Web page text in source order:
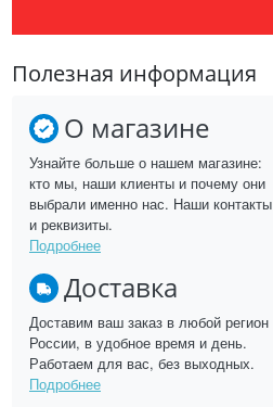
Полезная информация
О магазине
Узнайте больше о нашем магазине:
кто мы, наши клиенты и почему они
выбрали именно нас. Наши контакты
и реквизиты.
Подробнее
Доставка
Доставим ваш заказ в любой регион
России, в удобное время и день.
Работаем для вас, без выходных.
Подробнее